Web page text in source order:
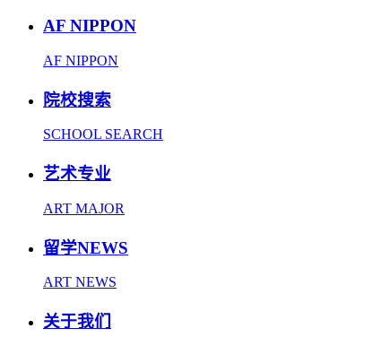
AF NIPPON
AF NIPPON
院校搜索
SCHOOL SEARCH
艺术专业
ART MAJOR
留学NEWS
ART NEWS
关于我们